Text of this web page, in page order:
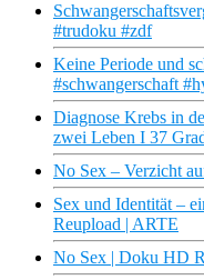
#trudoku #zdf
Keine Periode und
#schwangerschaft
Diagnose Krebs in
zwei Leben I 37
No Sex – Verzicht
Sex und Identität –
Reupload | ARTE
No Sex | Doku HD